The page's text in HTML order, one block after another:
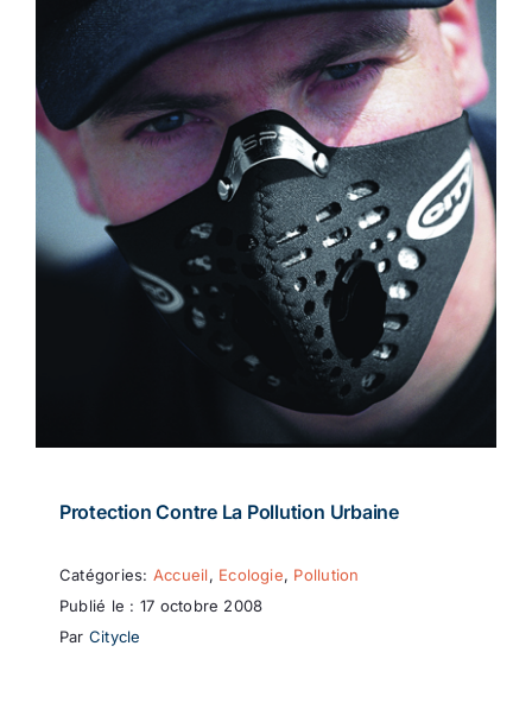
Protection Contre La Pollution Urbaine
Catégories: Accueil, Ecologie, Pollution
Publié le : 17 octobre 2008
Par Citycle